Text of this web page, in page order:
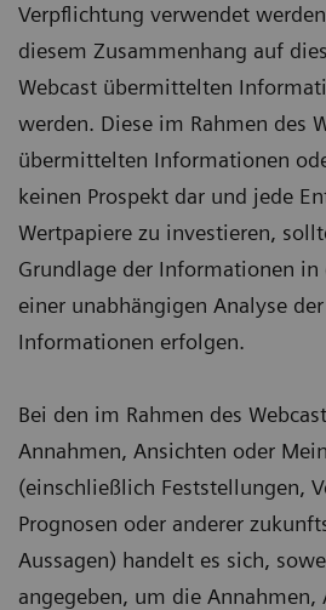
Verpflichtung verwendet
diesem Zusammenhang auf
Webcast übermittelten
werden. Diese im Rahmen des
übermittelten Informationen
keinen Prospekt dar und jede
Wertpapiere zu investieren,
Grundlage der Informationen in
einer unabhängigen Analyse
Informationen erfolgen.
Bei den im Rahmen des
Annahmen, Ansichten oder
(einschließlich Feststellungen,
Prognosen oder anderer
Aussagen) handelt es sich,
angegeben, um die Annahmen,